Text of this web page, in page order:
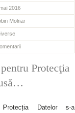
2016
Molnar
Protecţia
Datelor s-a